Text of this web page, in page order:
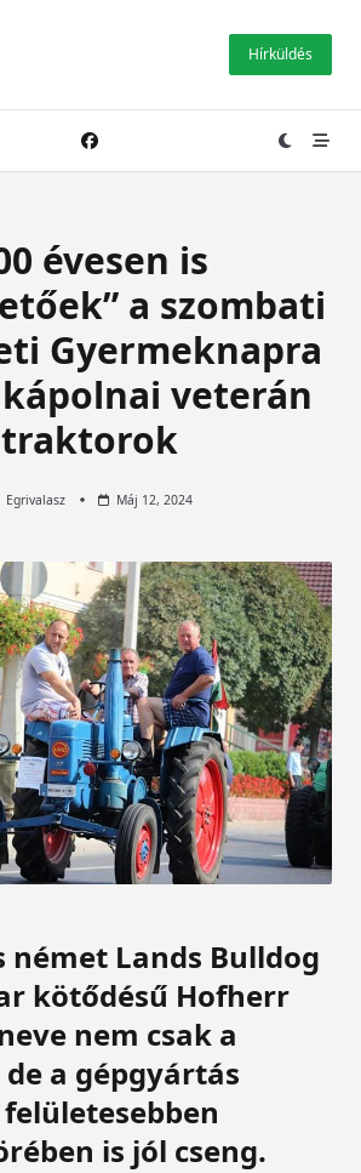
Hírküldés
évesen is
a szombati
Gyermeknapra
veterán
traktorok
Egrivalasz Máj 12, 2024
német Lands Bulldog
kötődésű Hofherr
nem csak a
a gépgyártás
is jól cseng.